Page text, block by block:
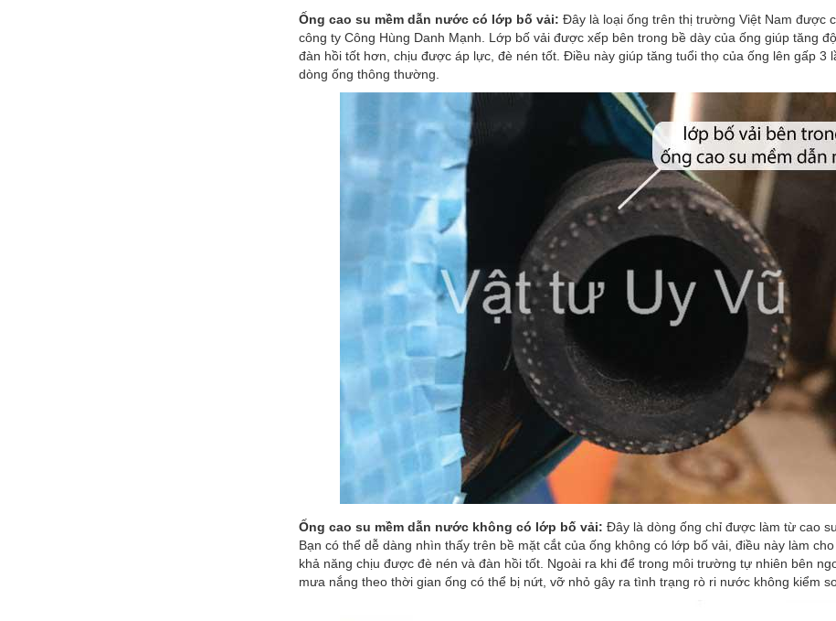
Ống cao su mềm dẫn nước có lớp bố vải: Đây là loại ống trên thị trường Việt Nam được
công ty Công Hùng Danh Mạnh. Lớp bố vải được xếp bên trong bề dày của ống giúp tăng
đàn hồi tốt hơn, chịu được áp lực, đè nén tốt. Điều này giúp tăng tuổi thọ của ống lên gấp 3
dòng ống thông thường.
Ống cao su mềm dẫn nước không có lớp bố vải: Đây là dòng ống chỉ được làm từ cao
Bạn có thể dễ dàng nhìn thấy trên bề mặt cắt của ống không có lớp bố vải, điều này làm
khả năng chịu được đè nén và đàn hồi tốt. Ngoài ra khi để trong môi trường tự nhiên bên
mưa nắng theo thời gian ống có thể bị nứt, vỡ nhỏ gây ra tình trạng rò ri nước không kiểm